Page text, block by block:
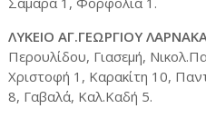
ΛΥΚΕΙΟ ΑΓ.ΓΕΩΡΓΙΟΥ
Περουλίδου, Γιασεμή,
Χριστοφή 1, Καρακίτη 10,
8, Γαβαλά, Καλ.Καδή 5.